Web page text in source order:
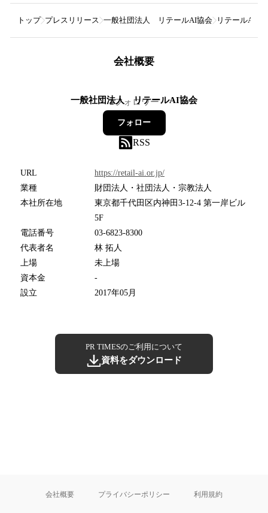
トップ プレスリリース 一般社団法人 リテールAI協会 リテールAIア
会社概要
一般社団法人 リテールAI協会
2フォロワー
フォロー
RSS
URL
https://retail-ai.or.jp/
業種
財団法人・社団法人・宗教法人
本社所在地
東京都千代田区内神田3-12-4 第一岸ビル
5F
電話番号
03-6823-8300
代表者名
林 拓人
上場
未上場
資本金
-
設立
2017年05月
PR TIMESのご利用について
資料をダウンロード
会社概要 プライバシーポリシー 利用規約